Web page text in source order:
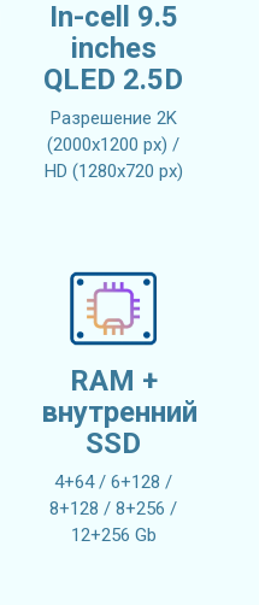
In-cell 9.5
inches
QLED 2.5D
Разрешение 2K
(2000x1200 px) /
HD (1280x720 px)
RAM +
внутренний
SSD
4+64 / 6+128 /
8+128 / 8+256 /
12+256 Gb